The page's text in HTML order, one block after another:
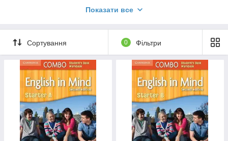
запасі роблять цей курс популярними як серед викладачів,
різних здібностей. Популярні функції курсом були оновлені
новим контентом, включаючи тими для творчого читання і
прослуховування, розділи «Culture in mind» і «Everyday
English». Абсолютно новим для іншого видання є DVD-ROM
для підручника, який містить ігри, додаткові вправи і
відеоролики із зображенням персонажів з історії та функцію
«Відео». Вчителі зможуть оцінити нову цифрову підтримку у
формі Testmaker Audio CD / CD-ROM, яка дозволяє їм
створювати і редагувати свої власні тести, і Classware, який
об єднує підручник, аудіо та відео класу.
Показати все
Сортування 0 Фільтри